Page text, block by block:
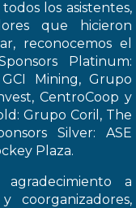
los asistentes,
que hicieron
reconocemos el
Platinum:
Mining, Grupo
CentroCoop y
Grupo Coril, The
Silver: ASE
Plaza.
agradecimiento a
coorganizadores,